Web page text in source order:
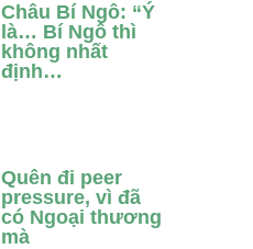
Châu Bí Ngô: “Ý
là… Bí Ngô thì
không nhất
định…
Quên đi peer
pressure, vì đã
có Ngoại thương
mà